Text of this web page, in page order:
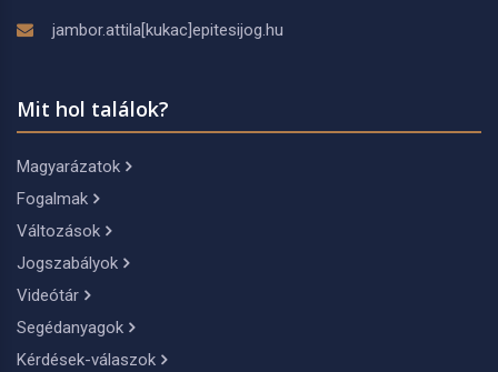
jambor.attila[kukac]epitesijog.hu
Mit hol találok?
Magyarázatok
Fogalmak
Változások
Jogszabályok
Videótár
Segédanyagok
Kérdések-válaszok